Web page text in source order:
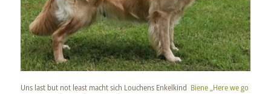
Uns last but not least macht sich Louchens Enkelkind Biene „Here we go